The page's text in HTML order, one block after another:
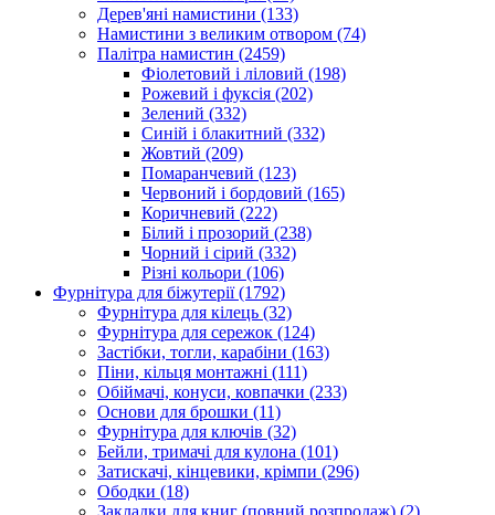
Дерев'яні намистини (133)
Намистини з великим отвором (74)
Палітра намистин (2459)
Фіолетовий і ліловий (198)
Рожевий і фуксія (202)
Зелений (332)
Синій і блакитний (332)
Жовтий (209)
Помаранчевий (123)
Червоний і бордовий (165)
Коричневий (222)
Білий і прозорий (238)
Чорний і сірий (332)
Різні кольори (106)
Фурнітура для біжутерії(1792)
Фурнітура для кілець (32)
Фурнітура для сережок (124)
Застібки, тогли, карабіни (163)
Піни, кільця монтажні (111)
Обіймачі, конуси, ковпачки (233)
Основи для брошки (11)
Фурнітура для ключів (32)
Бейли, тримачі для кулона (101)
Затискачі, кінцевики, крімпи (296)
Ободки (18)
Закладки для книг (повний розпродаж) (2)